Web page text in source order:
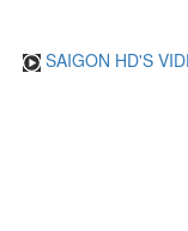
SAIGON HD'S